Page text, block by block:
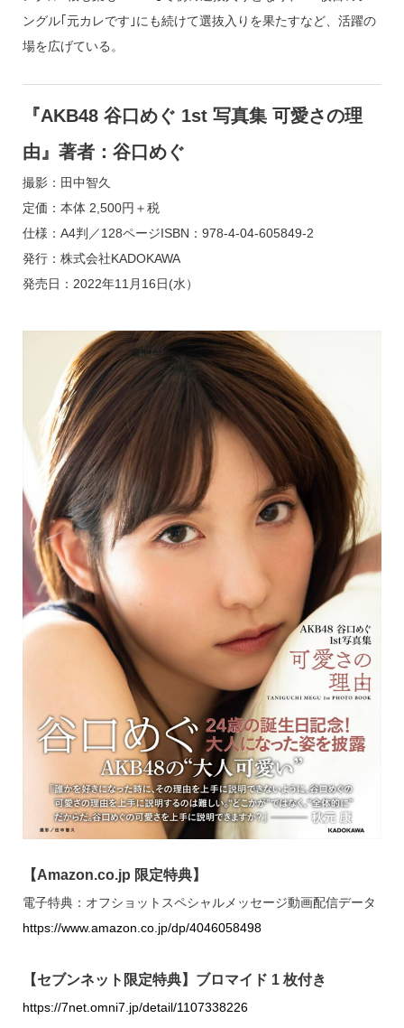
ングル｢元カレです｣にも続けて選抜入りを果たすなど、活躍の
場を広げている。
『AKB48 谷口めぐ 1st 写真集 可愛さの理
由』著者：谷口めぐ
撮影：田中智久
定価：本体 2,500円＋税
仕様：A4判／128ページISBN：978-4-04-605849-2
発行：株式会社KADOKAWA
発売日：2022年11月16日(水）
【Amazon.co.jp 限定特典】
電子特典：オフショットスペシャルメッセージ動画配信データ
https://www.amazon.co.jp/dp/4046058498
【セブンネット限定特典】ブロマイド 1 枚付き
https://7net.omni7.jp/detail/1107338226